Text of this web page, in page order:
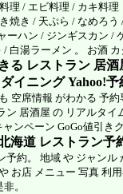
理 / エビ料理 / カキ料
焼き / 天ぷら / なめろ
ーハン / ジンギスカン /
白湯ラーメン 。 お酒
る レストラン 居
ダイニング Yahoo!
空席情報 がわかる 予
ン 居酒屋 の リアルタ
ンペーン GoGo値引き
海道 レストラン予
予約。 地域 や ジャン
お店 メニュー 写真 利
。